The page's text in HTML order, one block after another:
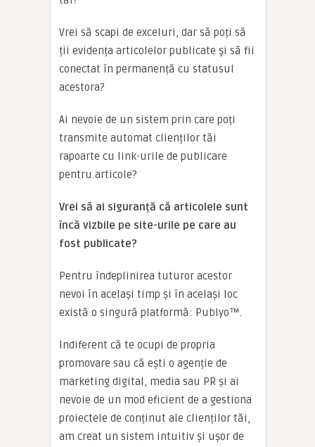
Vrei să scapi de exceluri, dar să poți să
ții evidența articolelor publicate și să fii
conectat în permanență cu statusul
acestora?
Ai nevoie de un sistem prin care poți
transmite automat clienților tăi
rapoarte cu link-urile de publicare
pentru articole?
Vrei să ai siguranță că articolele sunt
încă vizbile pe site-urile pe care au
fost publicate?
Pentru îndeplinirea tuturor acestor
nevoi în același timp și în același loc
există o singură platformă: Publyo™.
Indiferent că te ocupi de propria
promovare sau că ești o agenție de
marketing digital, media sau PR și ai
nevoie de un mod eficient de a gestiona
proiectele de conținut ale clienților tăi,
am creat un sistem intuitiv și ușor de